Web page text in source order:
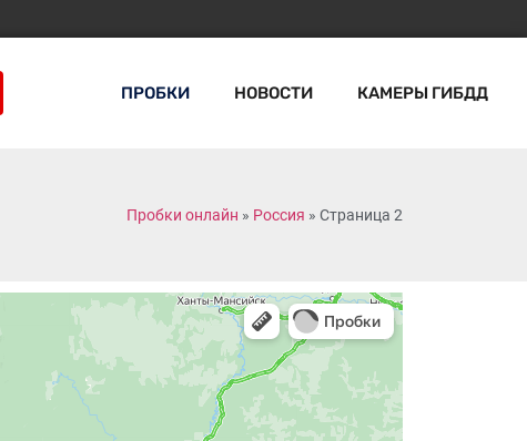
ПРОБКИ НОВОСТИ КАМЕРЫ ГИБДД
Пробки онлайн » Россия » Страница 2